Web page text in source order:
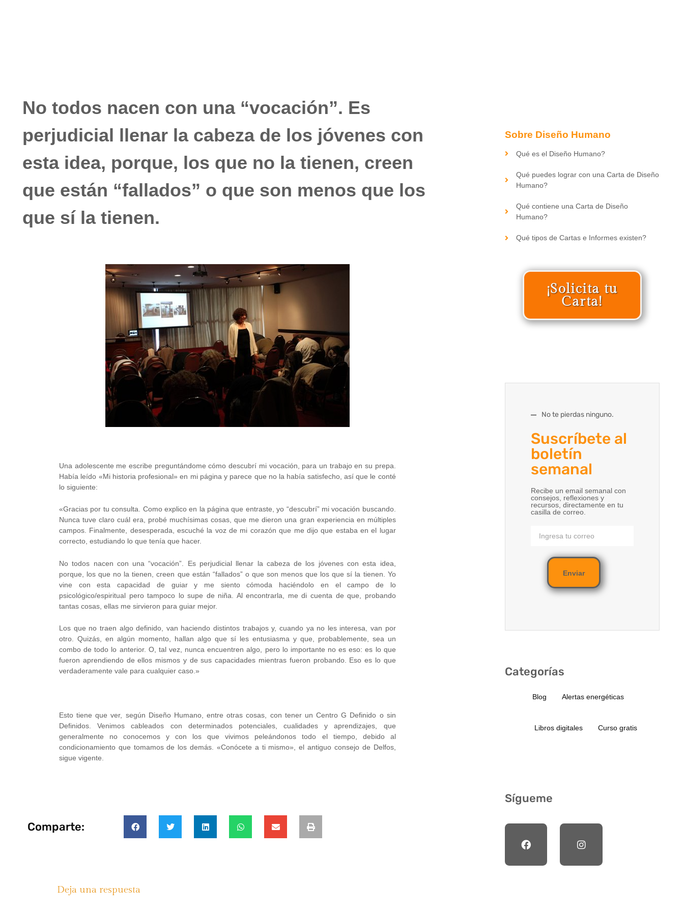
No todos nacen con una “vocación”. Es
perjudicial llenar la cabeza de los jóvenes con
esta idea, porque, los que no la tienen, creen
que están “fallados” o que son menos que los
que sí la tienen.
Una adolescente me escribe preguntándome cómo descubrí mi vocación, para un trabajo en su prepa.
Había leído «Mi historia profesional» en mi página y parece que no la había satisfecho, así que le conté
lo siguiente:
«Gracias por tu consulta. Como explico en la página que entraste, yo “descubrí” mi vocación buscando.
Nunca tuve claro cuál era, probé muchísimas cosas, que me dieron una gran experiencia en múltiples
campos. Finalmente, desesperada, escuché la voz de mi corazón que me dijo que estaba en el lugar
correcto, estudiando lo que tenía que hacer.
No todos nacen con una “vocación”. Es perjudicial llenar la cabeza de los jóvenes con esta idea,
porque, los que no la tienen, creen que están “fallados” o que son menos que los que sí la tienen. Yo
vine con esta capacidad de guiar y me siento cómoda haciéndolo en el campo de lo
psicológico/espiritual pero tampoco lo supe de niña. Al encontrarla, me di cuenta de que, probando
tantas cosas, ellas me sirvieron para guiar mejor.
Los que no traen algo definido, van haciendo distintos trabajos y, cuando ya no les interesa, van por
otro. Quizás, en algún momento, hallan algo que sí les entusiasma y que, probablemente, sea un
combo de todo lo anterior. O, tal vez, nunca encuentren algo, pero lo importante no es eso: es lo que
fueron aprendiendo de ellos mismos y de sus capacidades mientras fueron probando. Eso es lo que
verdaderamente vale para cualquier caso.»
Esto tiene que ver, según Diseño Humano, entre otras cosas, con tener un Centro G Definido o sin
Definidos. Venimos cableados con determinados potenciales, cualidades y aprendizajes, que
generalmente no conocemos y con los que vivimos peleándonos todo el tiempo, debido al
condicionamiento que tomamos de los demás. «Conócete a ti mismo», el antiguo consejo de Delfos,
sigue vigente.
Comparte:
Deja una respuesta
Sobre Diseño Humano
Qué es el Diseño Humano?
Qué puedes lograr con una Carta de Diseño
Humano?
Qué contiene una Carta de Diseño
Humano?
Qué tipos de Cartas e Informes existen?
¡Solicita tu
Carta!
No te pierdas ninguno.
Suscríbete al
boletín
semanal
Recibe un email semanal con
consejos, reflexiones y
recursos, directamente en tu
casilla de correo.
Enviar
Categorías
Blog Alertas energéticas
Libros digitales Curso gratis
Sígueme